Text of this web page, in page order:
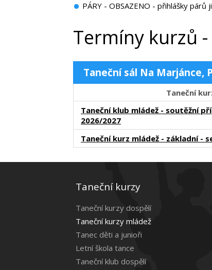
PÁRY - OBSAZENO - přihlášky párů
Termíny kurzů
Taneční sál Na Marjánce,
Taneční
Taneční klub mládež - soutěžní
2026/2027
Taneční kurz mládež - základní -
Taneční kurzy
Taneční kurzy dospělí
Taneční kurzy mládež
Tanec děti a junioři
Letní škola tance
Taneční klub dospělí